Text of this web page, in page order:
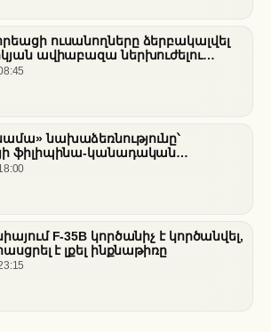
ուսանողները ձերբակալվել
ավիաբազա ներխուժելու
նախաձեռնությունը՝
ֆիլիպինա-կանադական
համար
F-35B կործանիչ է կործանվել,
է լքել ինքնաթիռը